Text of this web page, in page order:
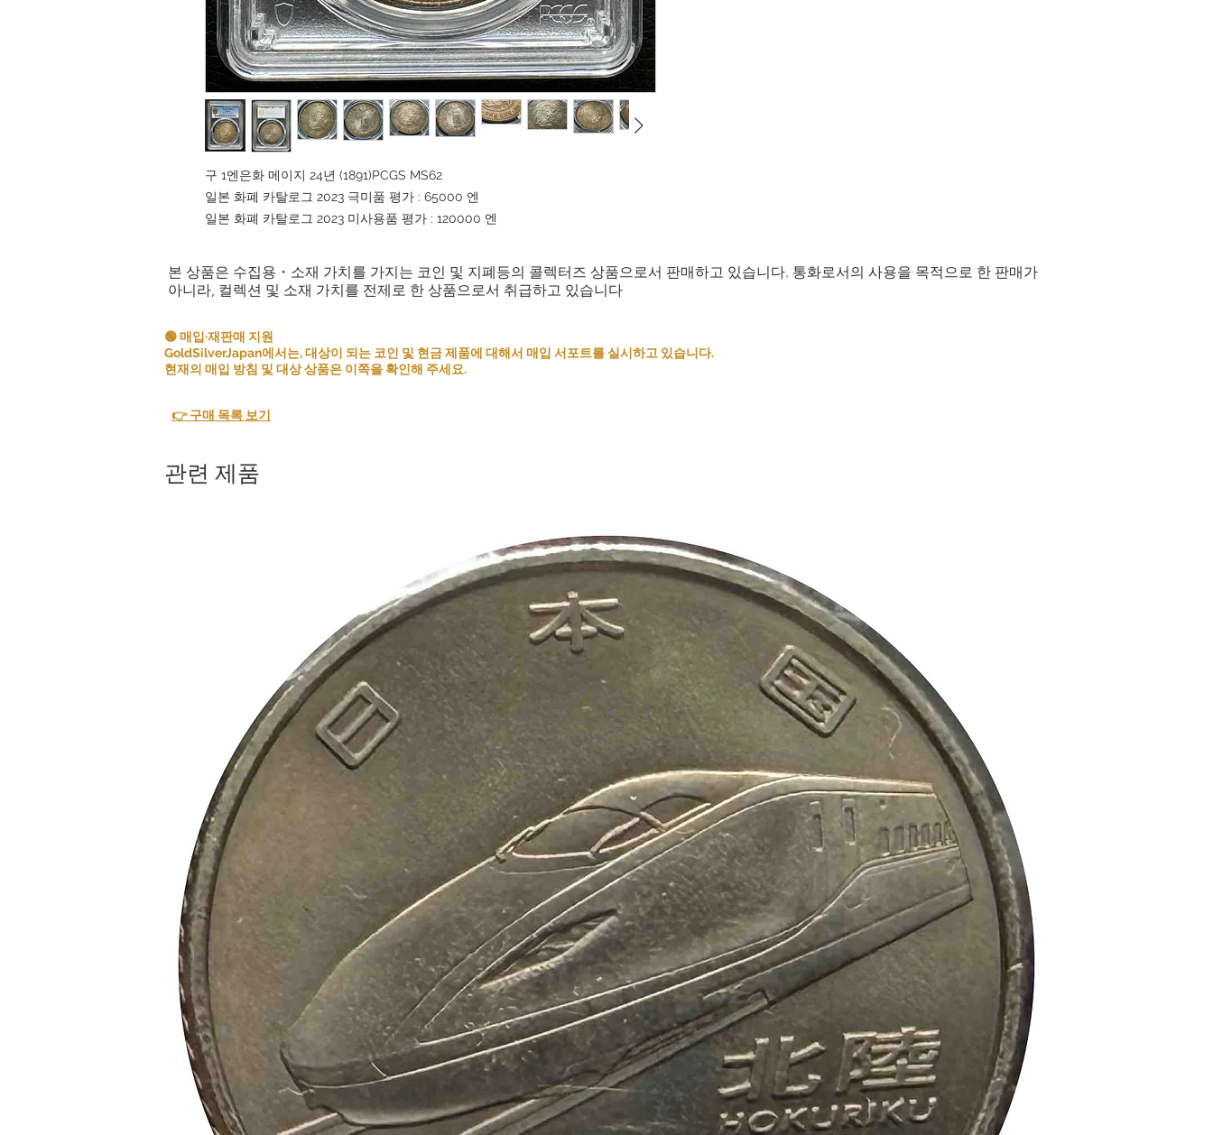
구 1엔은화 메이지 24년 (1891)PCGS MS62
일본 화폐 카탈로그 2023 극미품 평가 : 65000 엔
일본 화폐 카탈로그 2023 미사용품 평가 : 120000 엔
본 상품은 수집용・소재 가치를 가지는 코인 및 지폐등의 콜렉터즈 상품으로서 판매하고 있습니다. 통화로서의 사용을 목적으로 한 판매가
아니라, 컬렉션 및 소재 가치를 전제로 한 상품으로서 취급하고 있습니다
🟢 매입·재판매 지원
GoldSilverJapan에서는, 대상이 되는 코인 및 현금 제품에 대해서 매입 서포트를 실시하고 있습니다.
현재의 매입 방침 및 대상 상품은 이쪽을 확인해 주세요.
👉 구매 목록 보기
관련 제품